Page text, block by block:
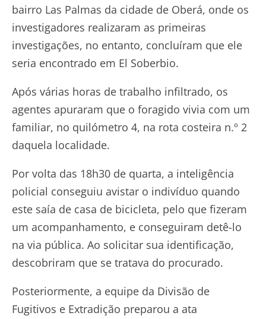
bairro Las Palmas da cidade de Oberá, onde os
investigadores realizaram as primeiras
investigações, no entanto, concluíram que ele
seria encontrado em El Soberbio.
Após várias horas de trabalho infiltrado, os
agentes apuraram que o foragido vivia com um
familiar, no quilómetro 4, na rota costeira n.º 2
daquela localidade.
Por volta das 18h30 de quarta, a inteligência
policial conseguiu avistar o indivíduo quando
este saía de casa de bicicleta, pelo que fizeram
um acompanhamento, e conseguiram detê-lo
na via pública. Ao solicitar sua identificação,
descobriram que se tratava do procurado.
Posteriormente, a equipe da Divisão de
Fugitivos e Extradição preparou a ata